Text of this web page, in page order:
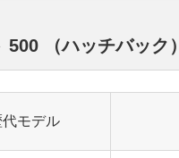
500 （ハッチバッ
代モデル